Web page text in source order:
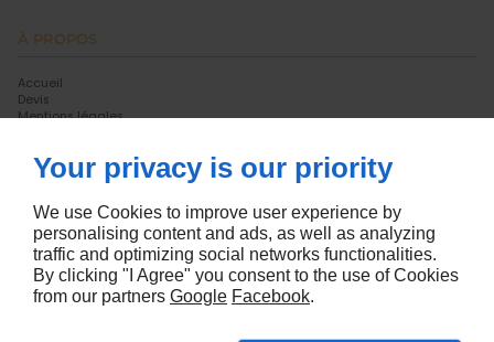
À PROPOS
Accueil
Devis
Mentions légales
SUIVEZ-NOUS
Your privacy is our priority
We use Cookies to improve user experience by
personalising content and ads, as well as analyzing
traffic and optimizing social networks functionalities.
By clicking "I Agree" you consent to the use of Cookies
from our partners Google Facebook.